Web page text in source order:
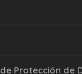
Protección de